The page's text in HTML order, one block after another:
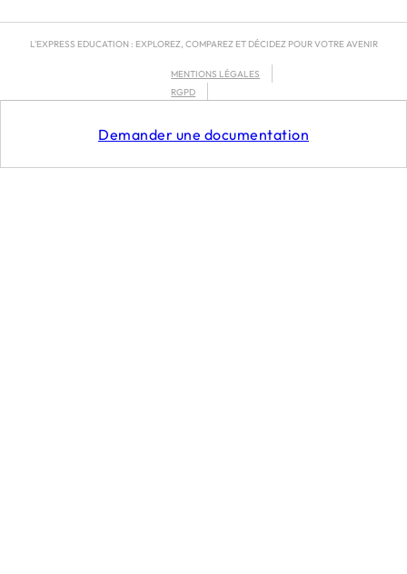
Demander une documentation
L'EXPRESS EDUCATION : EXPLOREZ, COMPAREZ ET DÉCIDEZ POUR VOTRE AVENIR
MENTIONS LÉGALES
RGPD